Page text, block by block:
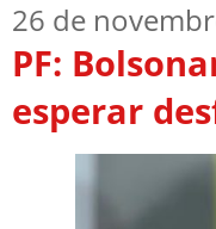
26 de
PF:
esperar